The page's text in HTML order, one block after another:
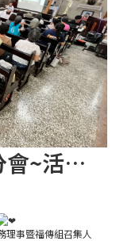
手機拍大片！高雄分會~活動成果報導
理事暨福傳組召集人